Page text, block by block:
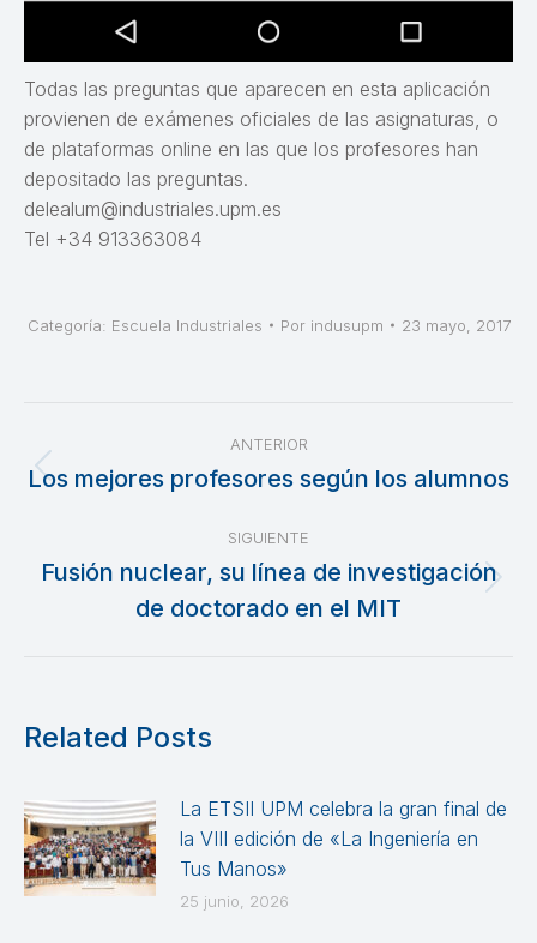
Todas las preguntas que aparecen en esta aplicación
provienen de exámenes oficiales de las asignaturas, o
de plataformas online en las que los profesores han
depositado las preguntas.
delealum@industriales.upm.es
Tel +34 913363084
Categoría: Escuela Industriales Por indusupm 23 mayo, 2017
Navegación
entre
publicaciones
ANTERIOR
Publicación
Los mejores profesores según los alumnos
SIGUIENTE
siguiente:
Fusión nuclear, su línea de investigación
de doctorado en el MIT
Related Posts
La ETSII UPM celebra la gran final de
la VIII edición de «La Ingeniería en
Tus Manos»
25 junio, 2026